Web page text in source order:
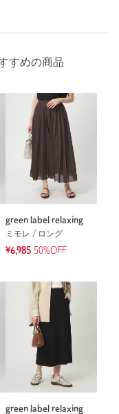
すめの商品
green label relaxing
ミモレ / ロング
¥6,985 50%OFF
green label relaxing